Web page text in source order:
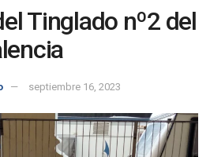
Tinglado nº2 del
septiembre 16, 2023